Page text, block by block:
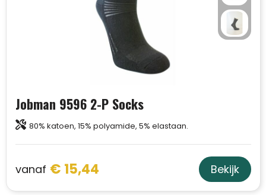
Jobman 9596 2-P Socks
80% katoen, 15% polyamide, 5% elastaan.
vanaf € 15,44 Bekijk